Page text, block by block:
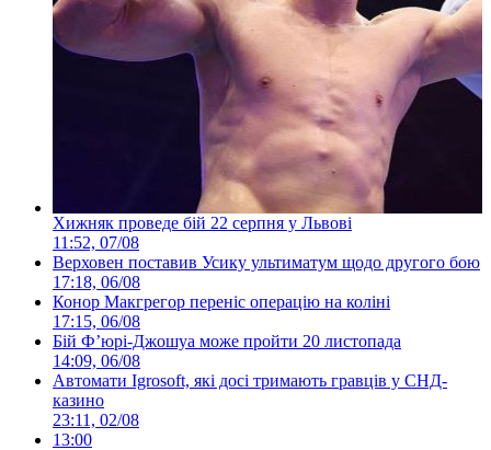
Хижняк проведе бій 22 серпня у Львові
11:52, 07/08
Верховен поставив Усику ультиматум щодо другого бою
17:18, 06/08
Конор Макгрегор переніс операцію на коліні
17:15, 06/08
Бій Ф’юрі-Джошуа може пройти 20 листопада
14:09, 06/08
Автомати Igrosoft, які досі тримають гравців у СНД-
казино
23:11, 02/08
13:00